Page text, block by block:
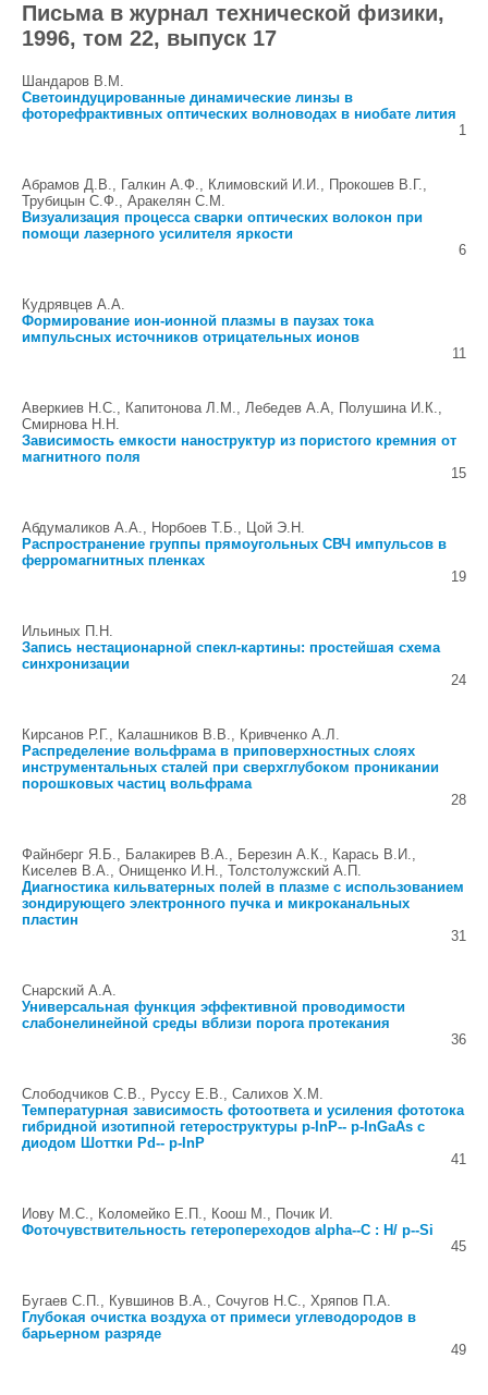
Письма в журнал технической физики,
1996, том 22, выпуск 17
Шандаров В.М.
Светоиндуцированные динамические линзы в
фоторефрактивных оптических волноводах в ниобате лития
1
Абрамов Д.В., Галкин А.Ф., Климовский И.И., Прокошев В.Г.,
Трубицын С.Ф., Аракелян С.М.
Визуализация процесса сварки оптических волокон при
помощи лазерного усилителя яркости
6
Кудрявцев А.А.
Формирование ион-ионной плазмы в паузах тока
импульсных источников отрицательных ионов
11
Аверкиев Н.С., Капитонова Л.М., Лебедев А.А, Полушина И.К.,
Смирнова Н.Н.
Зависимость емкости наноструктур из пористого кремния от
магнитного поля
15
Абдумаликов А.А., Норбоев Т.Б., Цой Э.Н.
Распространение группы прямоугольных СВЧ импульсов в
ферромагнитных пленках
19
Ильиных П.Н.
Запись нестационарной спекл-картины: простейшая схема
синхронизации
24
Кирсанов Р.Г., Калашников В.В., Кривченко А.Л.
Распределение вольфрама в приповерхностных слоях
инструментальных сталей при сверхглубоком проникании
порошковых частиц вольфрама
28
Файнберг Я.Б., Балакирев В.А., Березин А.К., Карась В.И.,
Киселев В.А., Онищенко И.Н., Толстолужский А.П.
Диагностика кильватерных полей в плазме с использованием
зондирующего электронного пучка и микроканальных
пластин
31
Снарский А.А.
Универсальная функция эффективной проводимости
слабонелинейной среды вблизи порога протекания
36
Слободчиков С.В., Руссу Е.В., Салихов Х.М.
Температурная зависимость фотоответа и усиления фототока
гибридной изотипной гетероструктуры p-InP-- p-InGaAs с
диодом Шоттки Pd-- p-InP
41
Иову М.С., Коломейко Е.П., Коош М., Почик И.
Фоточувствительность гетеропереходов alpha--C : H/ p--Si
45
Бугаев С.П., Кувшинов В.А., Сочугов Н.С., Хряпов П.А.
Глубокая очистка воздуха от примеси углеводородов в
барьерном разряде
49